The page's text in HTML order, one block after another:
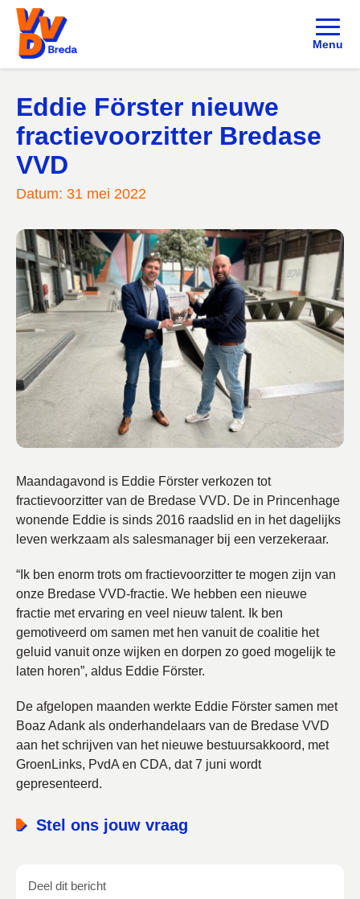
Menu
Eddie Förster nieuwe
fractievoorzitter Bredase
VVD
Datum: 31 mei 2022
Maandagavond is Eddie Förster verkozen tot
fractievoorzitter van de Bredase VVD. De in Princenhage
wonende Eddie is sinds 2016 raadslid en in het dagelijks
leven werkzaam als salesmanager bij een verzekeraar.
“Ik ben enorm trots om fractievoorzitter te mogen zijn van
onze Bredase VVD-fractie. We hebben een nieuwe
fractie met ervaring en veel nieuw talent. Ik ben
gemotiveerd om samen met hen vanuit de coalitie het
geluid vanuit onze wijken en dorpen zo goed mogelijk te
laten horen”, aldus Eddie Förster.
De afgelopen maanden werkte Eddie Förster samen met
Boaz Adank als onderhandelaars van de Bredase VVD
aan het schrijven van het nieuwe bestuursakkoord, met
GroenLinks, PvdA en CDA, dat 7 juni wordt
gepresenteerd.
Stel ons jouw vraag
Deel dit bericht